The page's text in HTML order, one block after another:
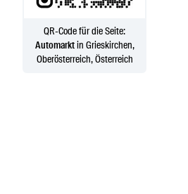
QR-Code für die Seite:
Automarktin Grieskirchen,
Oberösterreich, Österreich